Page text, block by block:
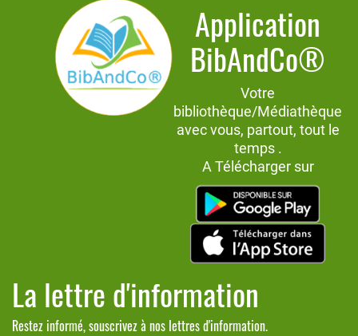
Application
BibAndCo®
Votre
bibliothèque/Médiathèque
avec vous, partout, tout le
temps .
A Télécharger sur
La lettre d'information
Restez informé, souscrivez à nos lettres d'information.